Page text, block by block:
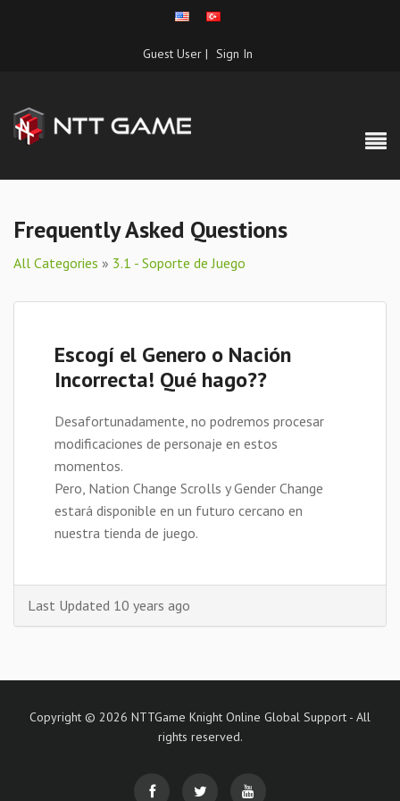
Guest User | Sign In
Frequently Asked Questions
All Categories » 3.1 - Soporte de Juego
Escogí el Genero o Nación
Incorrecta! Qué hago??
Desafortunadamente, no podremos procesar
modificaciones de personaje en estos
momentos.
Pero, Nation Change Scrolls y Gender Change
estará disponible en un futuro cercano en
nuestra tienda de juego.
Last Updated 10 years ago
Copyright © 2026 NTTGame Knight Online Global Support - All
rights reserved.